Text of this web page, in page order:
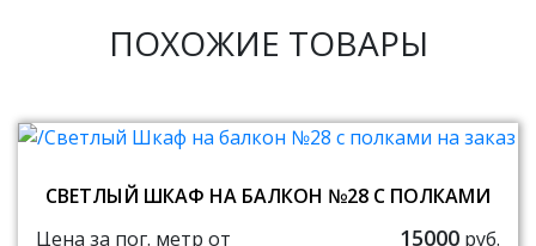
ПОХОЖИЕ ТОВАРЫ
СВЕТЛЫЙ ШКАФ НА БАЛКОН №28 С ПОЛКАМИ
Цена за пог. метр от
15000 руб.